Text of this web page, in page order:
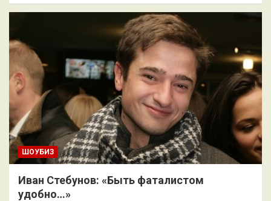
ШОУБИЗ
Иван Стебунов: «Быть фаталистом
удобно…»